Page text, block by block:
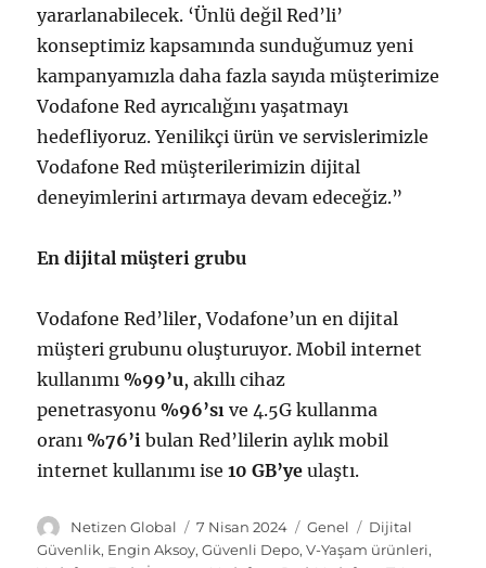
yararlanabilecek. ‘Ünlü değil Red’li’
konseptimiz kapsamında sunduğumuz yeni
kampanyamızla daha fazla sayıda müşterimize
Vodafone Red ayrıcalığını yaşatmayı
hedefliyoruz. Yenilikçi ürün ve servislerimizle
Vodafone Red müşterilerimizin dijital
deneyimlerini artırmaya devam edeceğiz.”
En dijital müşteri grubu
Vodafone Red’liler, Vodafone’un en dijital
müşteri grubunu oluşturuyor. Mobil internet
kullanımı%99’u, akıllı cihaz
penetrasyonu%96’sı ve 4.5G kullanma
oranı%76’i bulan Red’lilerin aylık mobil
internet kullanımı ise10 GB’ye ulaştı.
Y
a
Netizen Global
Y
a
7 Nisan 2024
K
a
Genel
E
t
Dijital
Güvenlik, Engin Aksoy,Güvenli Depo,V-Yaşam ürünleri,